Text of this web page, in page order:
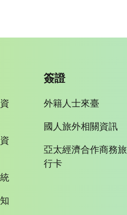
簽證
外籍人士來臺
國人旅外相關資訊
亞太經濟合作商務旅
行卡